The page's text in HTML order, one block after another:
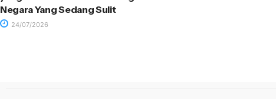
Negara Yang Sedang Sulit
24/07/2026